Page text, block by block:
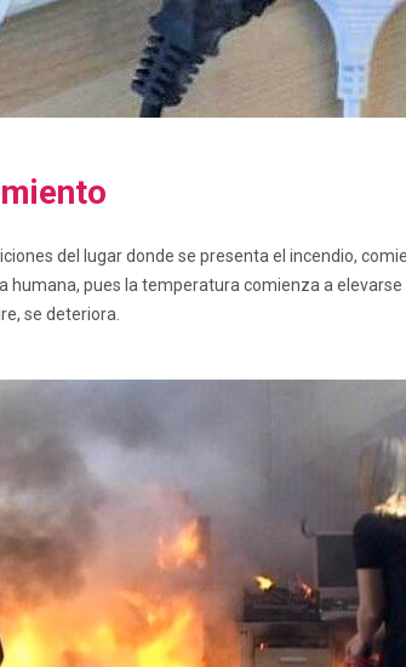
del lugar donde se presenta el incendio,
humana, pues la temperatura comienza a
se deteriora.